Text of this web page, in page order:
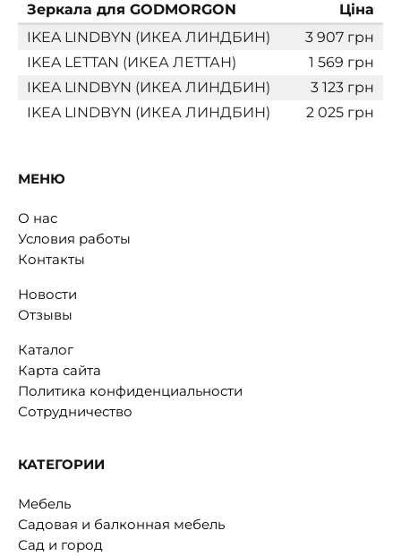
Зеркала для GODMORGON
Ціна
IKEA LINDBYN (ИКЕА ЛИНДБИН)
3 907 грн
IKEA LETTAN (ИКЕА ЛЕТТАН)
1 569 грн
IKEA LINDBYN (ИКЕА ЛИНДБИН)
3 123 грн
IKEA LINDBYN (ИКЕА ЛИНДБИН)
2 025 грн
МЕНЮ
О нас
Условия работы
Контакты
Новости
Отзывы
Каталог
Карта сайта
Политика конфиденциальности
Сотрудничество
КАТЕГОРИИ
Мебель
Садовая и балконная мебель
Сад и город